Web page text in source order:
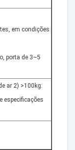
em condições
porta de 3~5
ar 2) >100kg:
especificações